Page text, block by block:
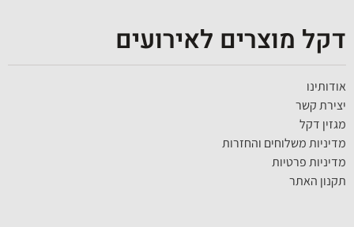
דקל מוצרים לאירועים
אודותינו
יצירת קשר
מגזין דקל
מדיניות משלוחים והחזרות
מדיניות פרטיות
תקנון האתר